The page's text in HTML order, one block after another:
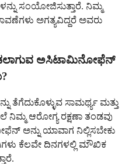
ಸಂಯೋಜಿಸುತ್ತಾರೆ. ನಿಮ್ಮ
ಅಗತ್ಯವಿದ್ದರೆ ಅವರು
ಅಸಿಟಾಮಿನೋಫೆನ್
ಸಾಮರ್ಥ್ಯ ಮತ್ತು
ನಿಮ್ಮ ಆರೋಗ್ಯ ರಕ್ಷಣಾ ತಂಡವು
ಅನ್ನು ಯಾವಾಗ ನಿಲ್ಲಿಸಬೇಕು
ಕೆಲವೇ ದಿನಗಳಲ್ಲಿ ಮೌಖಿಕ